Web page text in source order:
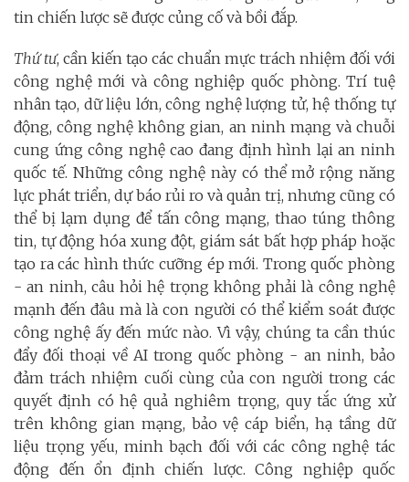
tin chiến lược sẽ được củng cố và bồi đắp.
Thứ tư, cần kiến tạo các chuẩn mực trách nhiệm đối với
công nghệ mới và công nghiệp quốc phòng. Trí tuệ
nhân tạo, dữ liệu lớn, công nghệ lượng tử, hệ thống tự
động, công nghệ không gian, an ninh mạng và chuỗi
cung ứng công nghệ cao đang định hình lại an ninh
quốc tế. Những công nghệ này có thể mở rộng năng
lực phát triển, dự báo rủi ro và quản trị, nhưng cũng có
thể bị lạm dụng để tấn công mạng, thao túng thông
tin, tự động hóa xung đột, giám sát bất hợp pháp hoặc
tạo ra các hình thức cưỡng ép mới. Trong quốc phòng
- an ninh, câu hỏi hệ trọng không phải là công nghệ
mạnh đến đâu mà là con người có thể kiểm soát được
công nghệ ấy đến mức nào. Vì vậy, chúng ta cần thúc
đẩy đối thoại về AI trong quốc phòng - an ninh, bảo
đảm trách nhiệm cuối cùng của con người trong các
quyết định có hệ quả nghiêm trọng, quy tắc ứng xử
trên không gian mạng, bảo vệ cáp biển, hạ tầng dữ
liệu trọng yếu, minh bạch đối với các công nghệ tác
động đến ổn định chiến lược. Công nghiệp quốc